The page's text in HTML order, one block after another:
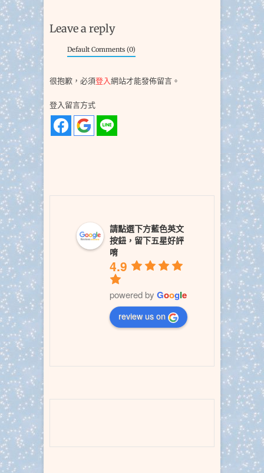
Leave a reply
Default Comments (0)
很抱歉，必須登入網站才能發佈留言。
登入留言方式
請點選下方藍色英文
按鈕，留下五星好評
唷
4.9
powered by Google
review us on